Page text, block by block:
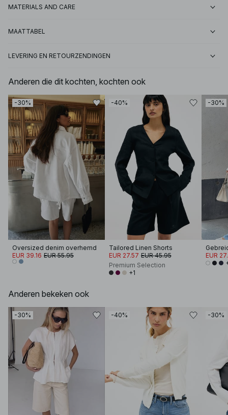
MATERIALS AND CARE
MAATTABEL
LEVERING EN RETOURZENDINGEN
Anderen die dit kochten, kochten ook
-30%
Oversized denim overhemd
EUR 39.16 EUR 55.95
-40%
Tailored Linen Shorts
EUR 27.57 EUR 45.95
Premium Selection
+1
-30%
EUR
Anderen bekeken ook
-30% -40% -30%